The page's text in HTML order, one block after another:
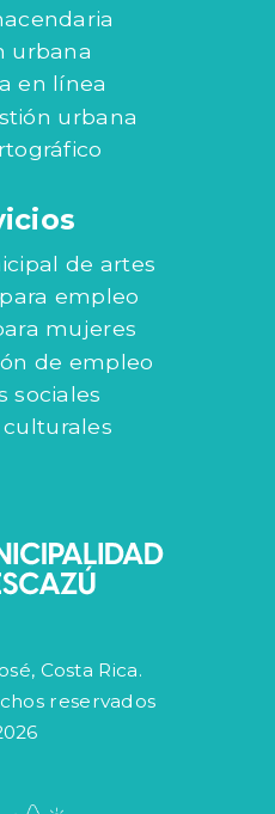
urbana
en línea
urbana
de artes
empleo
mujeres
de empleo
sociales
culturales
Costa Rica.
reservados